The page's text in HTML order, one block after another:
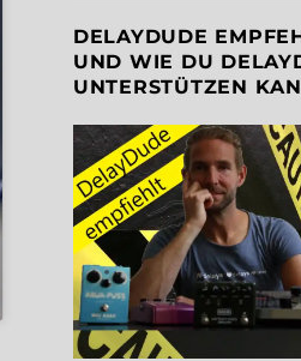
DELAYDUDE
UND WIE DU
UNTERSTÜTZEN